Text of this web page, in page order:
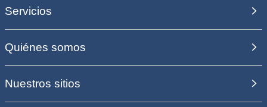
Servicios
Quiénes somos
Nuestros sitios